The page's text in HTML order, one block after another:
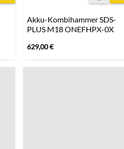
Akku-Kombihammer SDS-
PLUS M18 ONEFHPX-0X
629,00€